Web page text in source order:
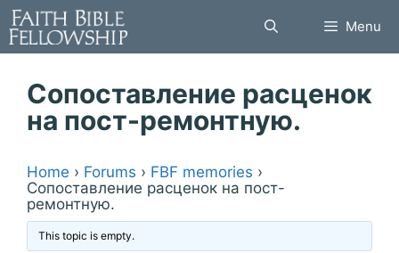
Skip
to
content
Menu
Сопоставление расценок
на пост-ремонтную.
Home › Forums › FBF memories ›
Сопоставление расценок на пост-
ремонтную.
This topic is empty.